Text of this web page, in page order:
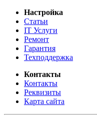
Настройка
Статьи
IT Услуги
Ремонт
Гарантия
Техподдержка
Контакты
Контакты
Реквизиты
Карта сайта